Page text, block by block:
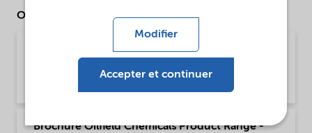
Other Documents
Brochure Drilling and Completion Chemical
Solutions - Global (English)
Brochure Oilfield Chemicals Product Range -
Modifier
Accepter et continuer